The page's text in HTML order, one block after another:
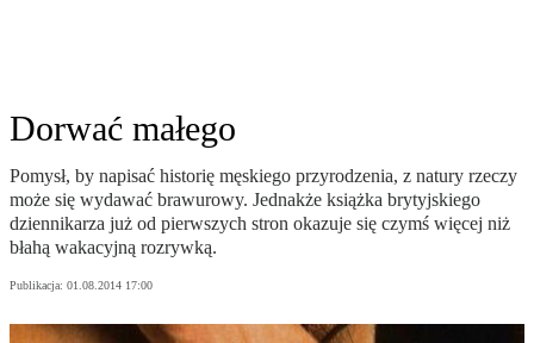
Dorwać małego
Pomysł, by napisać historię męskiego przyrodzenia, z natury rzeczy
może się wydawać brawurowy. Jednakże książka brytyjskiego
dziennikarza już od pierwszych stron okazuje się czymś więcej niż
błahą wakacyjną rozrywką.
Publikacja: 01.08.2014 17:00